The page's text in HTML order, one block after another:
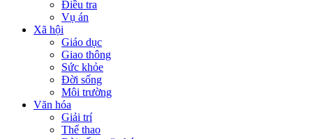
Điều tra
Vụ án
Xã hội
Giáo dục
Giao thông
Sức khỏe
Đời sống
Môi trường
Văn hóa
Giải trí
Thể thao